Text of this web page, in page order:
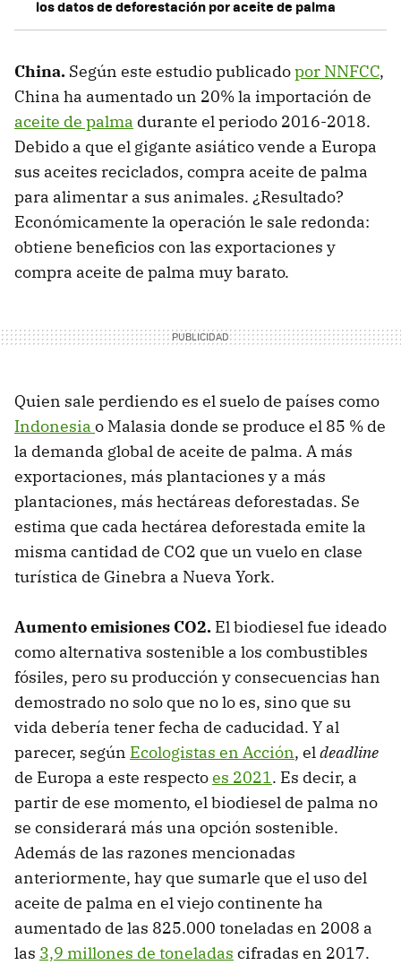
los datos de deforestación por aceite de palma
China. Según este estudio publicadopor NNFCC,
China ha aumentado un 20% la importación de
aceite de palma durante el periodo 2016-2018.
Debido a que el gigante asiático vende a Europa
sus aceites reciclados, compra aceite de palma
para alimentar a sus animales. ¿Resultado?
Económicamente la operación le sale redonda:
obtiene beneficios con las exportaciones y
compra aceite de palma muy barato.
Quien sale perdiendo es el suelo de países como
Indonesia o Malasia donde se produce el 85 % de
la demanda global de aceite de palma. A más
exportaciones, más plantaciones y a más
plantaciones, más hectáreas deforestadas. Se
estima que cada hectárea deforestada emite la
misma cantidad de CO2 que un vuelo en clase
turística de Ginebra a Nueva York.
Aumento emisiones CO2. El biodiesel fue ideado
como alternativa sostenible a los combustibles
fósiles, pero su producción y consecuencias han
demostrado no solo que no lo es, sino que su
vida debería tener fecha de caducidad. Y al
parecer, según Ecologistas en Acción, eldeadline
de Europa a este respectoes 2021. Es decir, a
partir de ese momento, el biodiesel de palma no
se considerará más una opción sostenible.
Además de las razones mencionadas
anteriormente, hay que sumarle que el uso del
aceite de palma en el viejo continente ha
aumentado de las 825.000 toneladas en 2008 a
las 3,9 millones de toneladas cifradas en 2017.